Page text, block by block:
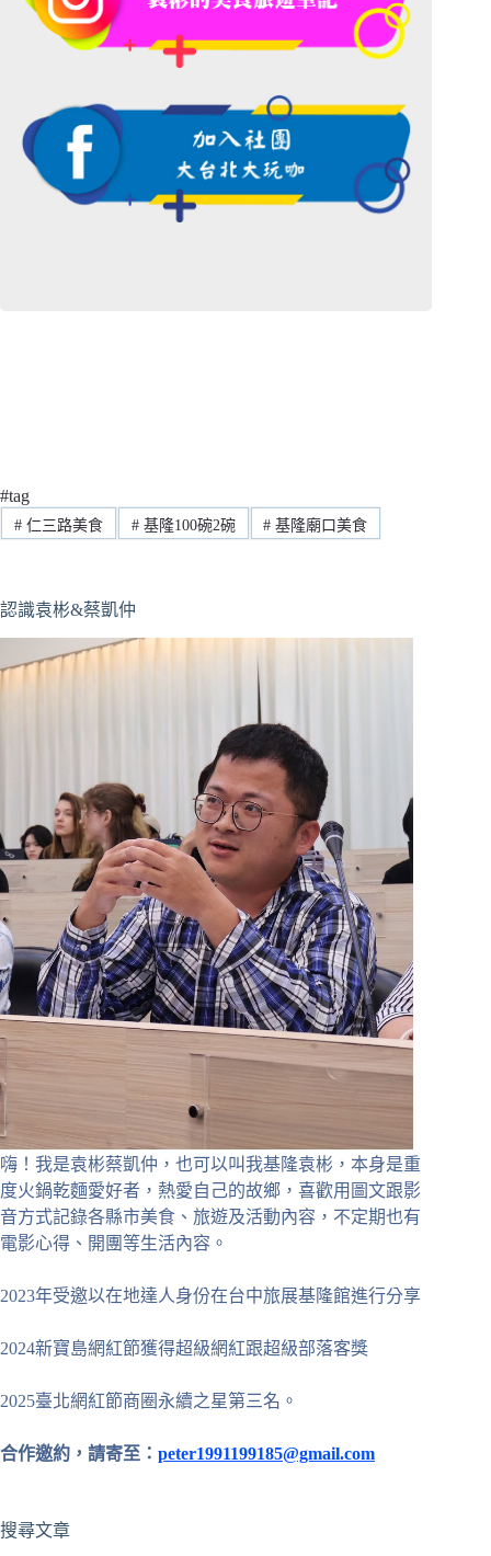
#tag
#仁三路美食 #基隆100碗2碗 # 基隆廟口美食
認識袁彬&蔡凱仲
嗨！我是袁彬蔡凱仲，也可以叫我基隆袁彬，本身是重
度火鍋乾麵愛好者，熱愛自己的故鄉，喜歡用圖文跟影
音方式記錄各縣市美食、旅遊及活動內容，不定期也有
電影心得、開團等生活內容。
2023年受邀以在地達人身份在台中旅展基隆館進行分享
2024新寶島網紅節獲得超級網紅跟超級部落客獎
2025臺北網紅節商圈永續之星第三名。
合作邀約，請寄至： peter1991199185@gmail.com
搜尋文章